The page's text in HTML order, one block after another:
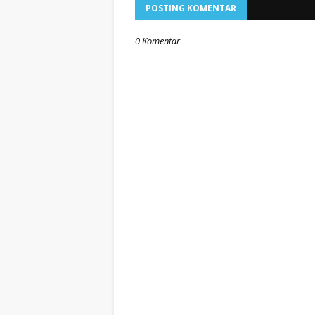
POSTING KOMENTAR
0 Komentar